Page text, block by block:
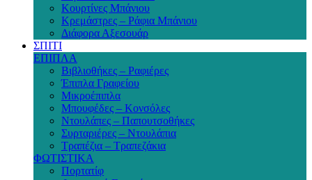
Κουρτίνες Μπάνιου
Κρεμάστρες – Ράφια Μπάνιου
Διάφορα Αξεσουάρ
ΣΠΙΤΙ
ΕΠΙΠΛΑ
Βιβλιοθήκες – Ραφιέρες
Έπιπλα Γραφείου
Μικροέπιπλα
Μπουφέδες – Κονσόλες
Ντουλάπες – Παπουτσοθήκες
Συρταριέρες – Ντουλάπια
Τραπέζια – Τραπεζάκια
ΦΩΤΙΣΤΙΚΑ
Πορτατίφ